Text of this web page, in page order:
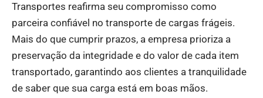
Transportes reafirma seu compromisso como
parceira confiável no transporte de cargas frágeis.
Mais do que cumprir prazos, a empresa prioriza a
preservação da integridade e do valor de cada item
transportado, garantindo aos clientes a tranquilidade
de saber que sua carga está em boas mãos.